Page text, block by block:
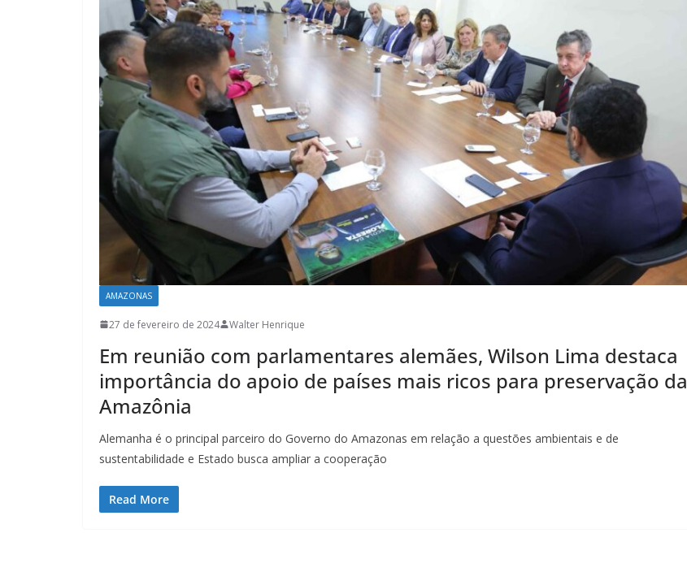
AMAZONAS
27 de fevereiro de 2024 Walter Henrique
Em reunião com parlamentares alemães, Wilson Lima destaca
importância do apoio de países mais ricos para preservação da
Amazônia
Alemanha é o principal parceiro do Governo do Amazonas em relação a questões ambientais e de
sustentabilidade e Estado busca ampliar a cooperação
Read More